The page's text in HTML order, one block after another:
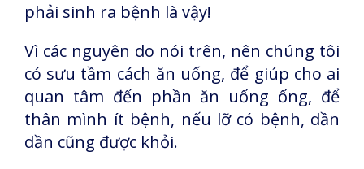
phải sinh ra bệnh là vậy!
Vì các nguyên do nói trên, nên chúng tôi
có sưu tầm cách ăn uống, để giúp cho ai
quan tâm đến phần ăn uống ống, để
thân mình ít bệnh, nếu lỡ có bệnh, dần
dần cũng được khỏi.